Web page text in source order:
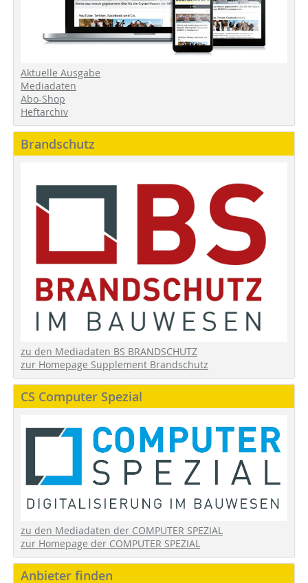
Aktuelle Ausgabe
Mediadaten
Abo-Shop
Heftarchiv
Brandschutz
zu den Mediadaten BS BRANDSCHUTZ
zur Homepage Supplement Brandschutz
CS Computer Spezial
zu den Mediadaten der COMPUTER SPEZIAL
zur Homepage der COMPUTER SPEZIAL
Anbieter finden